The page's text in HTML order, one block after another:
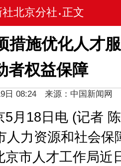
社北京分社 • 正文
措施优化人才
者权益保障
日 08:24 来源：中国新闻网
5月18日电 (记者
人力资源和社会保
京市人才工作局近